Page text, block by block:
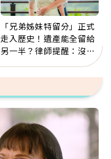
「兄弟姊妹特留分」正式
走入歷史！遺產能全留給
另一半？律師提醒：沒做